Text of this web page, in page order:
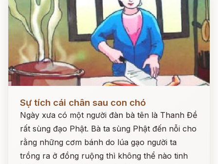
Sự tích cái chân sau con chó
Ngày xưa có một người đàn bà tên là Thanh Đề
rất sùng đạo Phật. Bà ta sùng Phật đến nỗi cho
rằng những cơm bánh do lúa gạo người ta
trồng ra ở đồng ruộng thì không thể nào tinh